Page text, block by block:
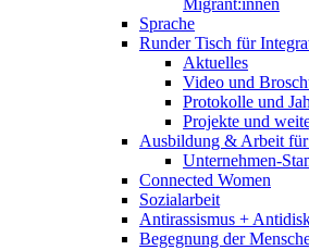
Migrant:innen
Sprache
Runder Tisch für
Aktuelles
Video und
Protokolle und
Projekte und
Ausbildung & Arbeit
Unternehmen-
Connected Women
Sozialarbeit
Antirassismus +
Begegnung der